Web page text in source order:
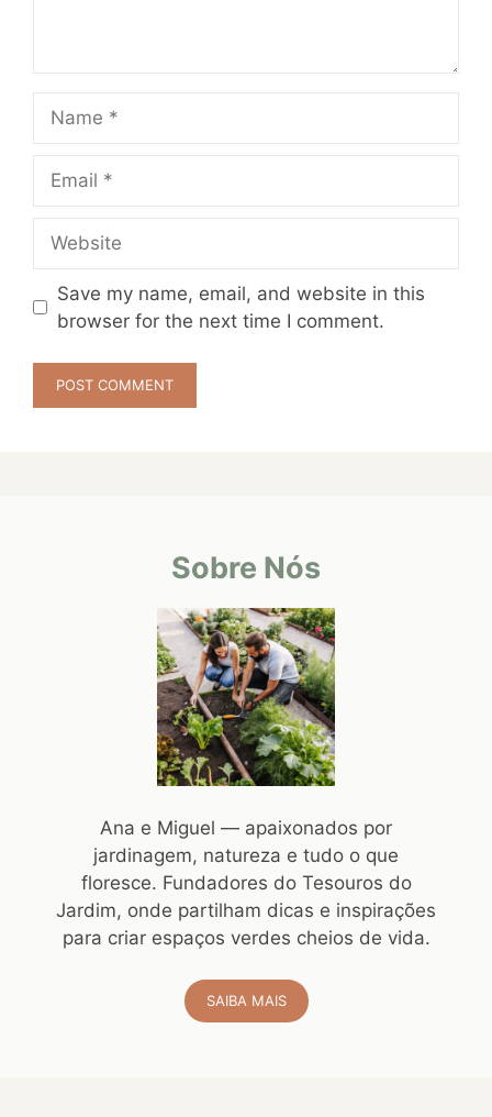
Save my name, email, and website in this
browser for the next time I comment.
Sobre Nós
Ana e Miguel — apaixonados por
jardinagem, natureza e tudo o que
floresce. Fundadores do Tesouros do
Jardim, onde partilham dicas e inspirações
para criar espaços verdes cheios de vida.
SAIBA MAIS